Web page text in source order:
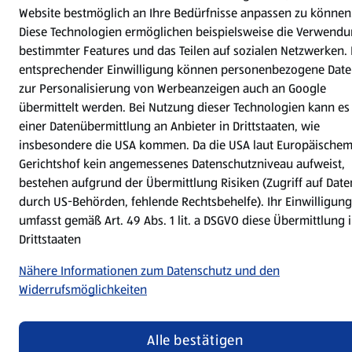
Cookie-Einstellungen
Website bestmöglich an Ihre Bedürfnisse anpassen zu
Diese Technologien ermöglichen beispielsweise die
bestimmter Features und das Teilen auf sozialen Netzwerken.
entsprechender Einwilligung können personenbezogene
zur Personalisierung von Werbeanzeigen auch an Google
übermittelt werden. Bei Nutzung dieser Technologien kann
einer Datenübermittlung an Anbieter in Drittstaaten, wie
insbesondere die USA kommen. Da die USA laut Europäischem
Gerichtshof kein angemessenes Datenschutzniveau aufweist,
bestehen aufgrund der Übermittlung Risiken (Zugriff auf
durch US-Behörden, fehlende Rechtsbehelfe). Ihr Einwilligung
umfasst gemäß Art. 49 Abs. 1 lit. a DSGVO diese Übermittlung
Drittstaaten
Nähere Informationen zum Datenschutz und den
Widerrufsmöglichkeiten
Alle bestätigen